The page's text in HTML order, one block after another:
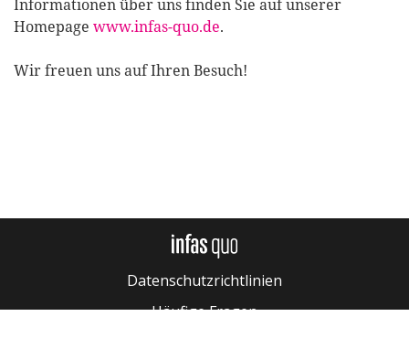
Informationen über uns finden Sie auf unserer
Homepage www.infas-quo.de.
Wir freuen uns auf Ihren Besuch!
Datenschutzrichtlinien
Häufige Fragen